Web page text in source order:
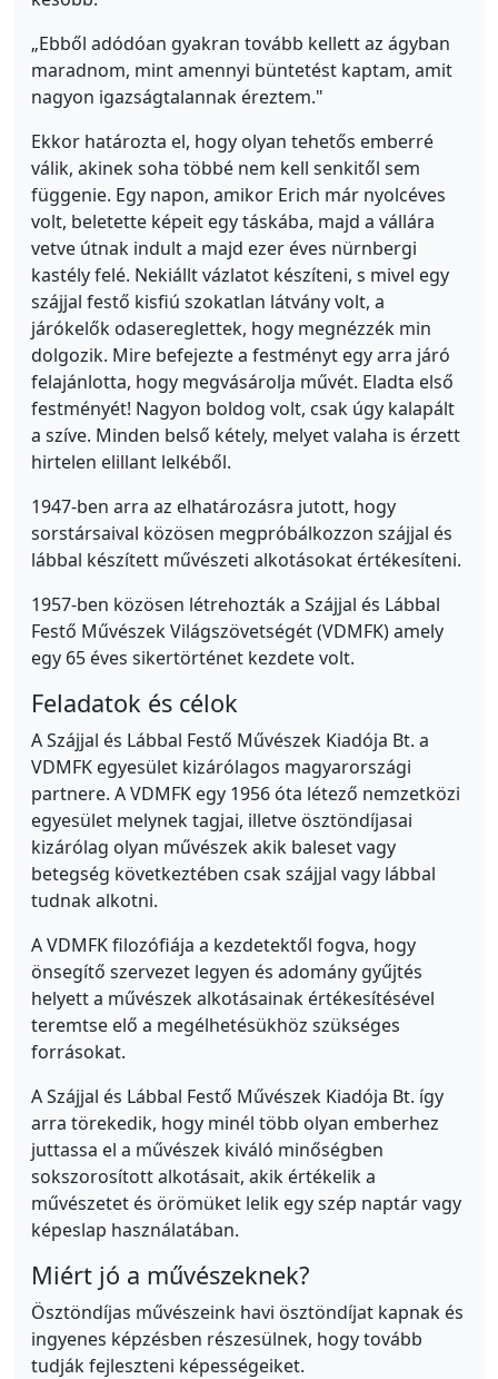
„Ebből adódóan gyakran tovább kellett az ágyban
maradnom, mint amennyi büntetést kaptam, amit
nagyon igazságtalannak éreztem."
Ekkor határozta el, hogy olyan tehetős emberré
válik, akinek soha többé nem kell senkitől sem
függenie. Egy napon, amikor Erich már nyolcéves
volt, beletette képeit egy táskába, majd a vállára
vetve útnak indult a majd ezer éves nürnbergi
kastély felé. Nekiállt vázlatot készíteni, s mivel egy
szájjal festő kisfiú szokatlan látvány volt, a
járókelők odasereglettek, hogy megnézzék min
dolgozik. Mire befejezte a festményt egy arra járó
felajánlotta, hogy megvásárolja művét. Eladta első
festményét! Nagyon boldog volt, csak úgy kalapált
a szíve. Minden belső kétely, melyet valaha is érzett
hirtelen elillant lelkéből.
1947-ben arra az elhatározásra jutott, hogy
sorstársaival közösen megpróbálkozzon szájjal és
lábbal készített művészeti alkotásokat értékesíteni.
1957-ben közösen létrehozták a Szájjal és Lábbal
Festő Művészek Világszövetségét (VDMFK) amely
egy 65 éves sikertörténet kezdete volt.
Feladatok és célok
A Szájjal és Lábbal Festő Művészek Kiadója Bt. a
VDMFK egyesület kizárólagos magyarországi
partnere. A VDMFK egy 1956 óta létező nemzetközi
egyesület melynek tagjai, illetve ösztöndíjasai
kizárólag olyan művészek akik baleset vagy
betegség következtében csak szájjal vagy lábbal
tudnak alkotni.
A VDMFK filozófiája a kezdetektől fogva, hogy
önsegítő szervezet legyen és adomány gyűjtés
helyett a művészek alkotásainak értékesítésével
teremtse elő a megélhetésükhöz szükséges
forrásokat.
A Szájjal és Lábbal Festő Művészek Kiadója Bt. így
arra törekedik, hogy minél több olyan emberhez
juttassa el a művészek kiváló minőségben
sokszorosított alkotásait, akik értékelik a
művészetet és örömüket lelik egy szép naptár vagy
képeslap használatában.
Miért jó a művészeknek?
Ösztöndíjas művészeink havi ösztöndíjat kapnak és
ingyenes képzésben részesülnek, hogy tovább
tudják fejleszteni képességeiket.